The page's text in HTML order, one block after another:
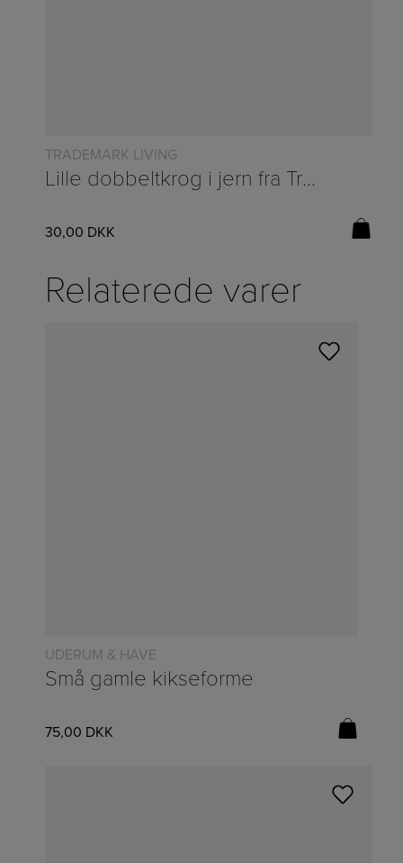
TRADEMARK LIVING
Lille dobbeltkrog i jern fra Trademark Living – H:7cm
30,00 DKK
Relaterede varer
UDERUM & HAVE
Små gamle kikseforme
75,00 DKK